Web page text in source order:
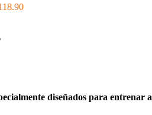
Rango
diseñados para entrenar